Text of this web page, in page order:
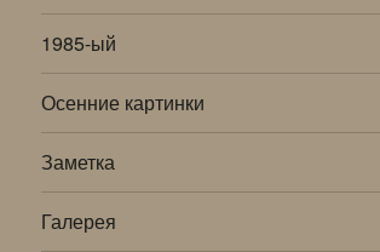
1985-ый
Осенние картинки
Заметка
Галерея